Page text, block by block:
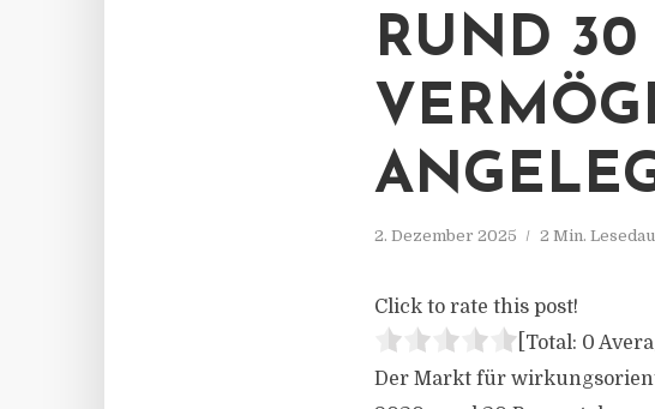
RUND 30
2. Dezember 2025 2 Min.
Click to rate this post!
[Total: 0
Der Markt für